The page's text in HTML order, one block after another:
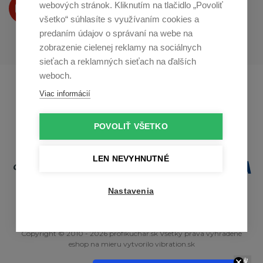
webových stránok. Kliknutím na tlačidlo „Povoliť
všetko“ súhlasíte s využívaním cookies a
predaním údajov o správaní na webe na
zobrazenie cielenej reklamy na sociálnych
sieťach a reklamných sieťach na ďalších
weboch.
Viac informácií
POVOLIŤ VŠETKO
LEN NEVYHNUTNÉ
Nastavenia
Produkty Vám predstavujeme
na Youtube
Profikuchař.cz
Copyright © 2010 - 2026 profikuchar.sk Všetky práva vyhradené
eshop na mieru vytvorilo vibration.sk